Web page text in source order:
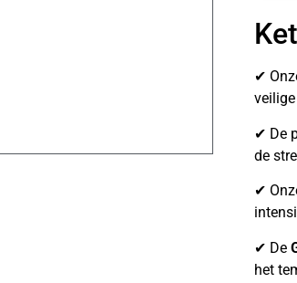
✔
✔ De
de
✔
✔ De
het